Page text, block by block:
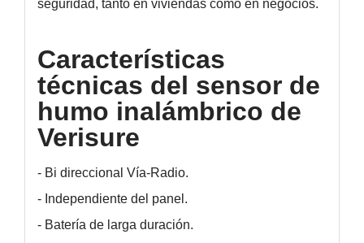
seguridad, tanto en viviendas como en negocios.
Características
técnicas del sensor de
humo inalámbrico de
Verisure
- Bi direccional Vía-Radio.
- Independiente del panel.
- Batería de larga duración.